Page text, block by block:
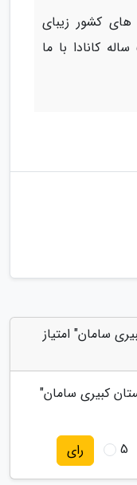
های کشور زیبای
کانادا و دریافت ویزای مولتی 5 ساله کانادا با ما
سامان" امتیاز
کبیری سامان"
5 رای